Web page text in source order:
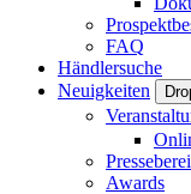
FAQ
Händlersuche
Neuigkeiten
Awards